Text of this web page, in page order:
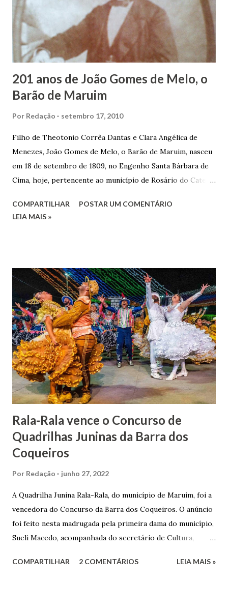
raízes e procuram obscurecer seu passado, orgulhava-se
em defender o pão como garçon, tendo incontáveis vezes
que trabalhar copiosamente fora de seu horário normal em
trocas de gorjetas que c...
201 anos de João Gomes de Melo, o
Barão de Maruim
Por Redação setembro 17, 2010
Filho de Theotonio Corrêa Dantas e Clara Angélica de
Menezes, João Gomes de Melo, o Barão de Maruim, nasceu
em 18 de setembro de 1809, no Engenho Santa Bárbara de
Cima, hoje, pertencente ao município de Rosário do Catete.
José de Faro Leitão, porém o casamento acabou com o
indiciamento para apropriar-se da volumosa herança. Em
1862, transferiu-se para o Rio de Janeiro e casou-se com
uma irmã do Visconde de Uruguai. O Barão de Maruim
apresentou uma grande dedicação à atividade agrícola, que
lhe proporcionou uma grande reserva financeira. João
Gomes de Melo mandou construir a Igreja Matriz de Nosso
Senhor Bom Jesus dos Passos, que foi inaugurada em 1862 e
doada ao vigário Pe. José Joaquim de Vasconcelos. A Igreja
Matriz...
COMPARTILHAR
POSTAR UM COMENTÁRIO
LEIA MAIS »
Rala-Rala vence o Concurso de
Quadrilhas Juninas da Barra dos
Coqueiros
Por Redação junho 27, 2022
A Quadrilha Junina Rala-Rala, do município de Maruim, foi a
vencedora do Concurso da Barra dos Coqueiros. O anúncio
foi feito nesta madrugada pela primeira dama do município,
Sueli Macedo, acompanhada do secretário de Cultura,
Roberto Fernandes dos Santos Júnior, e na presença dos
COMPARTILHAR 2 COMENTÁRIOS LEIA MAIS »